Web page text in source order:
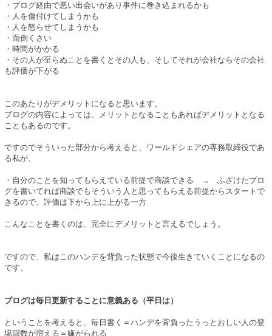
・ブログ経由で悪い出会いがあり事件に巻き込まれるかも
・人を傷付けてしまうかも
・人を怒らせてしまうかも
・面倒くさい
・時間がかかる
・その人が至らぬことを書くとその人も、そしてそれが会社ならその会社
も評価が下がる
このあたりがデメリットになると思います。
ブログの内容によっては、メリットとなることもあればデメリットとなる
こともあるのです。
ですのでそういった部分から考えると、ワールドシェアの専務取締役であ
る私が、
・自分のことを知ってもらえている前提で商談できる → ふざけたブロ
グを書いてれば商談でもそういう人と思ってもらえる前提からスタートで
きるので、評価は下から上に上がる一方
こんなことを書くのは、完全にデメリットと言えるでしょう。
ですので、私はこのハンデを背負った状態で今後生きていくことになるの
です。
ブログは毎日更新することに意義ある（平日は）
ということを考えると、毎日書く＝ハンデを背負ったうっとおしい人の登
場回数が増える＝嫌がられる